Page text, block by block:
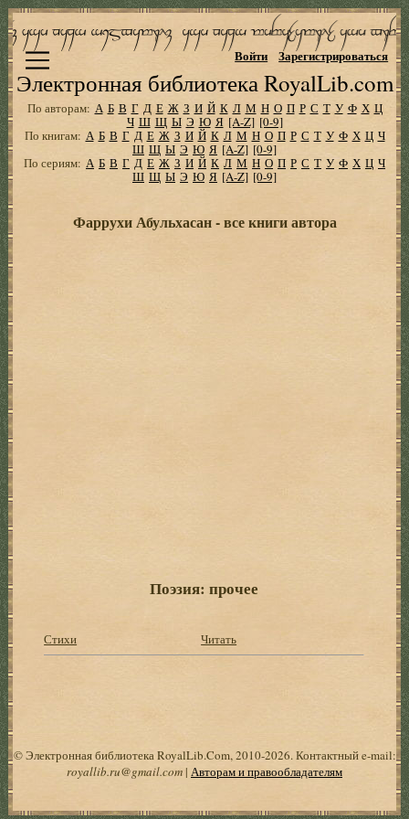
Электронная библиотека RoyalLib.com
Войти Зарегистрироваться
По авторам: А Б В Г Д Е Ж З И Й К Л М Н О П Р С Т У Ф Х Ц
Ч Ш Щ Ы Э Ю Я [A-Z] [0-9]
По книгам: А Б В Г Д Е Ж З И Й К Л М Н О П Р С Т У Ф Х Ц Ч
Ш Щ Ы Э Ю Я [A-Z] [0-9]
По сериям: А Б В Г Д Е Ж З И Й К Л М Н О П Р С Т У Ф Х Ц Ч
Ш Щ Ы Э Ю Я [A-Z] [0-9]
Фаррухи Абульхасан - все книги автора
Поэзия: прочее
Стихи Читать
© Электронная библиотека RoyalLib.Com, 2010-2026. Контактный e-mail:
royallib.ru@gmail.com| Авторам и правообладателям